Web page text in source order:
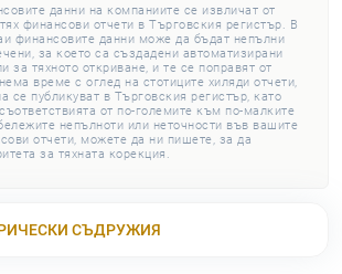
данни на компаниите се извличат от
финансови отчети в Търговския регистър. В
финансовите данни може да бъдат непълни
за което са създадени автоматизирани
за тяхното откриване, и те се поправят от
време с оглед на стотиците хиляди отчети,
се публикуват в Търговския регистър, като
от по-големите към по-малките
непълноти или неточности във вашите
отчети, можете да ни пишете, за да
за тяхната корекция.
СЪДРУЖИЯ